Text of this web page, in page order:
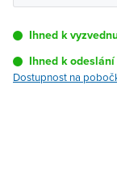
Ihned k
Ihned k odeslání
Dostupnost na